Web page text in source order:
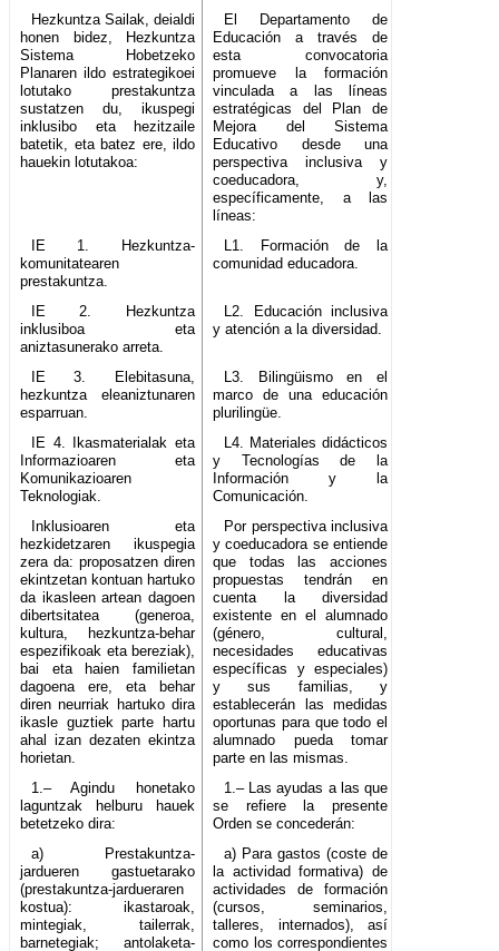
Hezkuntza Sailak, deialdi
honen bidez, Hezkuntza
Sistema Hobetzeko
Planaren ildo estrategikoei
lotutako prestakuntza
sustatzen du, ikuspegi
inklusibo eta hezitzaile
batetik, eta batez ere, ildo
hauekin lotutakoa:
El Departamento de
Educación a través de
esta convocatoria
promueve la formación
vinculada a las líneas
estratégicas del Plan de
Mejora del Sistema
Educativo desde una
perspectiva inclusiva y
coeducadora, y,
específicamente, a las
líneas:
IE 1. Hezkuntza-
komunitatearen
prestakuntza.
L1. Formación de la
comunidad educadora.
IE 2. Hezkuntza
inklusiboa eta
aniztasunerako arreta.
L2. Educación inclusiva
y atención a la diversidad.
IE 3. Elebitasuna,
hezkuntza eleaniztunaren
esparruan.
L3. Bilingüismo en el
marco de una educación
plurilingüe.
IE 4. Ikasmaterialak eta
Informazioaren eta
Komunikazioaren
Teknologiak.
L4. Materiales didácticos
y Tecnologías de la
Información y la
Comunicación.
Inklusioaren eta
hezkidetzaren ikuspegia
zera da: proposatzen diren
ekintzetan kontuan hartuko
da ikasleen artean dagoen
dibertsitatea (generoa,
kultura, hezkuntza-behar
espezifikoak eta bereziak),
bai eta haien familietan
dagoena ere, eta behar
diren neurriak hartuko dira
ikasle guztiek parte hartu
ahal izan dezaten ekintza
horietan.
Por perspectiva inclusiva
y coeducadora se entiende
que todas las acciones
propuestas tendrán en
cuenta la diversidad
existente en el alumnado
(género, cultural,
necesidades educativas
específicas y especiales)
y sus familias, y
establecerán las medidas
oportunas para que todo el
alumnado pueda tomar
parte en las mismas.
1.– Agindu honetako
laguntzak helburu hauek
betetzeko dira:
1.– Las ayudas a las que
se refiere la presente
Orden se concederán:
a) Prestakuntza-
jardueren gastuetarako
(prestakuntza-jardueraren
kostua): ikastaroak,
mintegiak, tailerrak,
barnetegiak; antolaketa-
a) Para gastos (coste de
la actividad formativa) de
actividades de formación
(cursos, seminarios,
talleres, internados), así
como los correspondientes